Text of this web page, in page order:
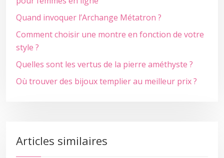
Quand invoquer l’Archange Métatron ?
Comment choisir une montre en fonction de votre
style ?
Quelles sont les vertus de la pierre améthyste ?
Où trouver des bijoux templier au meilleur prix ?
Articles similaires